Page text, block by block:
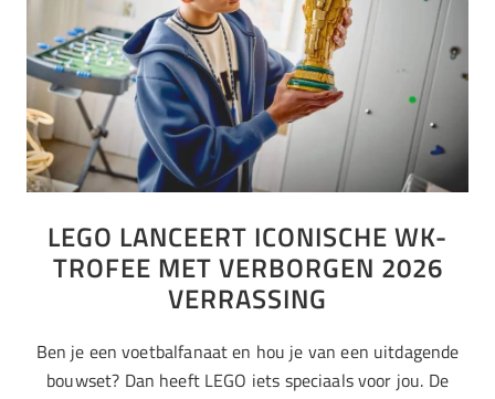
LEGO LANCEERT ICONISCHE WK-
TROFEE MET VERBORGEN 2026
VERRASSING
Ben je een voetbalfanaat en hou je van een uitdagende
bouwset? Dan heeft LEGO iets speciaals voor jou. De